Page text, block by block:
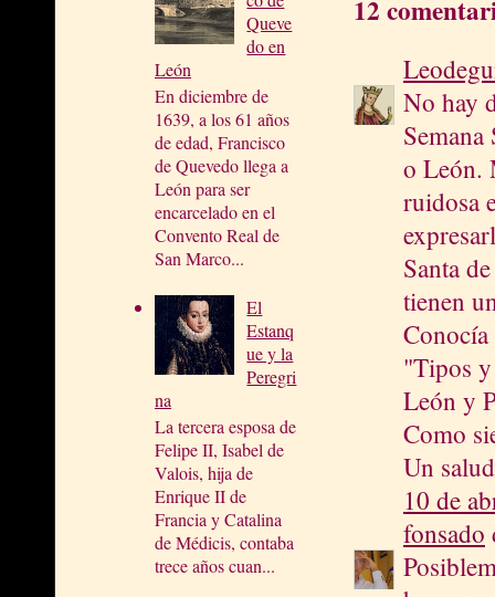
Queve
do en
León
En diciembre de
1639, a los 61 años
de edad, Francisco
de Quevedo llega a
León para ser
encarcelado en el
Convento Real de
San Marco...
El
Estanq
ue y la
Peregri
na
La tercera esposa de
Felipe II, Isabel de
Valois, hija de
Enrique II de
Francia y Catalina
de Médicis, contaba
trece años cuan...
12
No hay
o León.
ruidosa
Santa
tienen
Conocía
"Tipos
León y
Como
Un
10 de
fonsado